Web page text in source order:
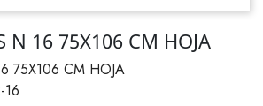
N 16 75X106 CM HOJA
75X106 CM HOJA
16